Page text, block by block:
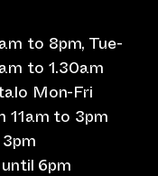
to 8pm, Tue-
to 1.30am
Mon-Fri
11am to 3pm
6pm